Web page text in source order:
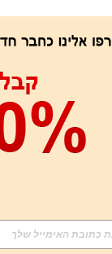
אפליקציה